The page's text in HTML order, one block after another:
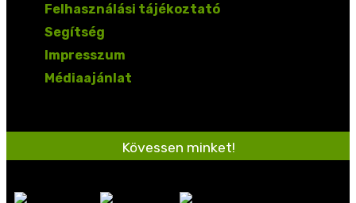
Felhasználási tájékoztató
Segítség
Impresszum
Médiaajánlat
Kövessen minket!